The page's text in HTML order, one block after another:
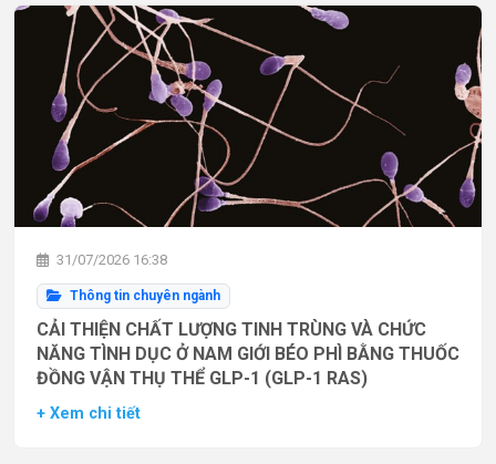
31/07/2026 16:38
Thông tin chuyên ngành
CẢI THIỆN CHẤT LƯỢNG TINH TRÙNG VÀ CHỨC
NĂNG TÌNH DỤC Ở NAM GIỚI BÉO PHÌ BẰNG THUỐC
ĐỒNG VẬN THỤ THỂ GLP-1 (GLP-1 RAS)
+ Xem chi tiết